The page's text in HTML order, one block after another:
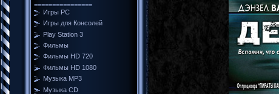
================
Игры PC
Игры для Консолей
Play Station 3
Фильмы
Фильмы HD 720
Фильмы HD 1080
Музыка MP3
Музыка CD